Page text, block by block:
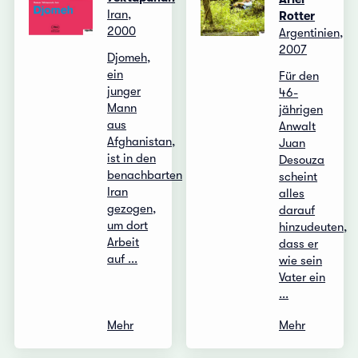
Iran,
2000
Djomeh,
ein
junger
Mann
aus
Afghanistan,
ist in den
benachbarten
Iran
gezogen,
um dort
Arbeit
auf ...
Mehr
Rotter
Argentinien,
2007
Für den
46-
jährigen
Anwalt
Juan
Desouza
scheint
alles
darauf
hinzudeuten,
dass er
wie sein
Vater ein
...
Mehr